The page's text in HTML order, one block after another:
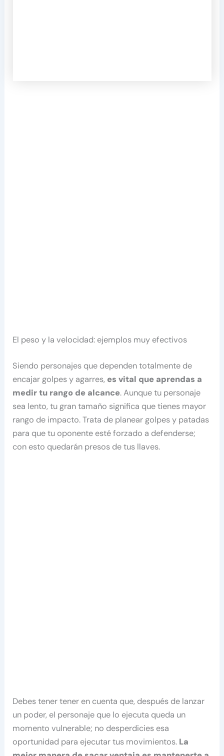
El peso y la velocidad: ejemplos muy efectivos
Siendo personajes que dependen totalmente de
encajar golpes y agarres, es vital que aprendas a
medir tu rango de alcance. Aunque tu personaje
sea lento, tu gran tamaño significa que tienes mayor
rango de impacto. Trata de planear golpes y patadas
para que tu oponente esté forzado a defenderse;
con esto quedarán presos de tus llaves.
Debes tener tener en cuenta que, después de lanzar
un poder, el personaje que lo ejecuta queda un
momento vulnerable; no desperdicies esa
oportunidad para ejecutar tus movimientos. La